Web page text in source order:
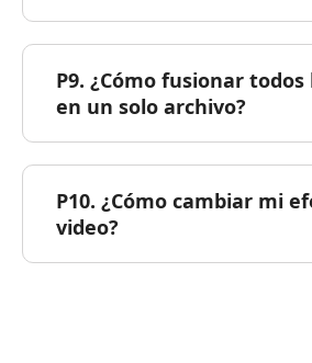
P9. ¿Cómo fusionar todos
en un solo archivo?
P10. ¿Cómo cambiar mi
video?